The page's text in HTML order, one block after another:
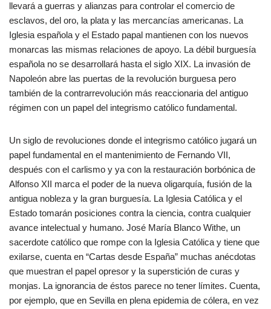
llevará a guerras y alianzas para controlar el comercio de
esclavos, del oro, la plata y las mercancías americanas. La
Iglesia española y el Estado papal mantienen con los nuevos
monarcas las mismas relaciones de apoyo. La débil burguesía
española no se desarrollará hasta el siglo XIX. La invasión de
Napoleón abre las puertas de la revolución burguesa pero
también de la contrarrevolución más reaccionaria del antiguo
régimen con un papel del integrismo católico fundamental.
Un siglo de revoluciones donde el integrismo católico jugará un
papel fundamental en el mantenimiento de Fernando VII,
después con el carlismo y ya con la restauración borbónica de
Alfonso XII marca el poder de la nueva oligarquía, fusión de la
antigua nobleza y la gran burguesía. La Iglesia Católica y el
Estado tomarán posiciones contra la ciencia, contra cualquier
avance intelectual y humano. José María Blanco Withe, un
sacerdote católico que rompe con la Iglesia Católica y tiene que
exilarse, cuenta en “Cartas desde España” muchas anécdotas
que muestran el papel opresor y la superstición de curas y
monjas. La ignorancia de éstos parece no tener límites. Cuenta,
por ejemplo, que en Sevilla en plena epidemia de cólera, en vez